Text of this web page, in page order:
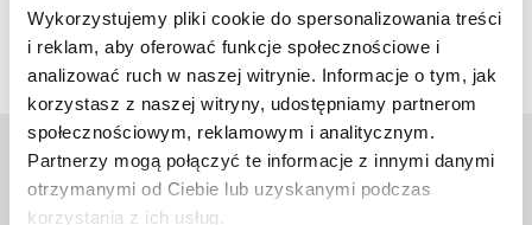
Wykorzystujemy pliki cookie do spersonalizowania treści
i reklam, aby oferować funkcje społecznościowe i
analizować ruch w naszej witrynie. Informacje o tym, jak
korzystasz z naszej witryny, udostępniamy partnerom
społecznościowym, reklamowym i analitycznym.
Partnerzy mogą połączyć te informacje z innymi danymi
otrzymanymi od Ciebie lub uzyskanymi podczas
korzystania z ich usług.
ZAKUPY